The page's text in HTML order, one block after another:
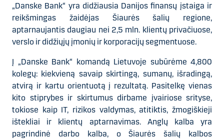
„Danske Bank“ yra didžiausia Danijos finansų įstaiga ir
reikšmingas žaidėjas Šiaurės šalių regione,
aptarnaujantis daugiau nei 2,5 mln. klientų privačiuose,
verslo ir didžiųjų įmonių ir korporacijų segmentuose.
Į „Danske Bank“ komandą Lietuvoje subūrėme 4,800
kolegų: kiekvieną savaip skirtingą, sumanų, išradingą,
atvirą ir kartu orientuotą į rezultatą. Pasitelkę vienas
kito stiprybes ir skirtumus dirbame įvairiose srityse,
tokiose kaip IT, rizikos valdymas, atitiktis, žmogiškieji
ištekliai ir klientų aptarnavimas. Anglų kalba yra
pagrindinė darbo kalba, o Šiaurės šalių kalbos